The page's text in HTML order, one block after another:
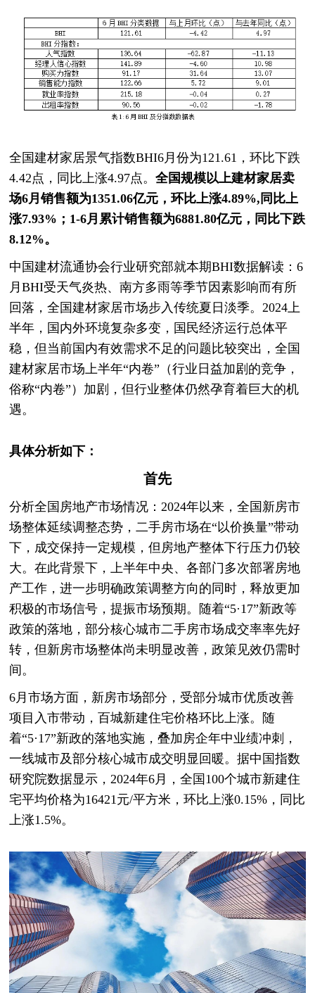
全国建材家居景气指数BHI6月份为121.61，环比下跌
4.42点，同比上涨4.97点。全国规模以上建材家居卖
场6月销售额为1351.06亿元，环比上涨4.89%,同比上
涨7.93%；1-6月累计销售额为6881.80亿元，同比下跌
8.12%。
中国建材流通协会行业研究部就本期BHI数据解读：6
月BHI受天气炎热、南方多雨等季节因素影响而有所
回落，全国建材家居市场步入传统夏日淡季。2024上
半年，国内外环境复杂多变，国民经济运行总体平
稳，但当前国内有效需求不足的问题比较突出，全国
建材家居市场上半年“内卷”（行业日益加剧的竞争，
俗称“内卷”）加剧，但行业整体仍然孕育着巨大的机
遇。
具体分析如下：
首先
分析全国房地产市场情况：2024年以来，全国新房市
场整体延续调整态势，二手房市场在“以价换量”带动
下，成交保持一定规模，但房地产整体下行压力仍较
大。在此背景下，上半年中央、各部门多次部署房地
产工作，进一步明确政策调整方向的同时，释放更加
积极的市场信号，提振市场预期。随着“5·17”新政等
政策的落地，部分核心城市二手房市场成交率率先好
转，但新房市场整体尚未明显改善，政策见效仍需时
间。
6月市场方面，新房市场部分，受部分城市优质改善
项目入市带动，百城新建住宅价格环比上涨。随
着“5·17”新政的落地实施，叠加房企年中业绩冲刺，
一线城市及部分核心城市成交明显回暖。据中国指数
研究院数据显示，2024年6月，全国100个城市新建住
宅平均价格为16421元/平方米，环比上涨0.15%，同比
上涨1.5%。